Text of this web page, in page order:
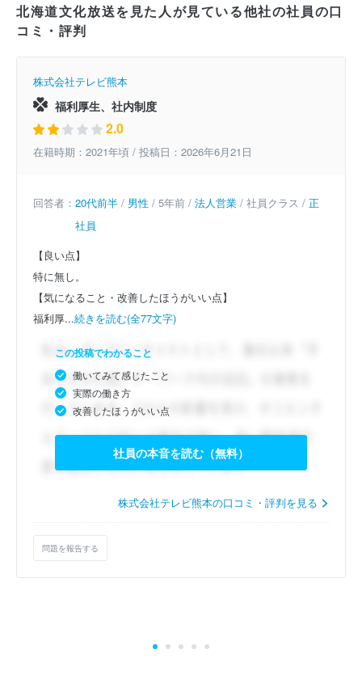
北海道文化放送を見た人が見ている他社の社員の口
コミ・評判
株式会社テレビ熊本
福利厚生、社内制度
2.0
在籍時期：2021年頃 / 投稿日：2026年6月21日
回答者： 20代前半 / 男性 / 5年前 / 法人営業 / 社員クラス / 正
社員
【良い点】
特に無し。
【気になること・改善したほうがいい点】
福利厚...続きを読む(全77文字)
この投稿でわかること
働いてみて感じたこと
実際の働き方
改善したほうがいい点
社員の本音を読む（無料）
株式会社テレビ熊本の口コミ・評判を見る
問題を報告する